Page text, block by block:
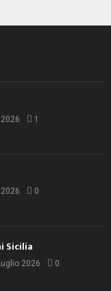
1
0
Sicilia
2026 0